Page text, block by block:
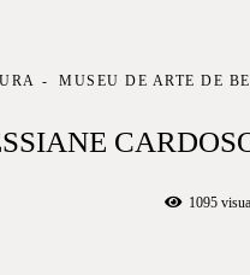
MUSEU DE ARTE DE
1095